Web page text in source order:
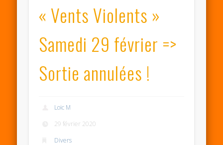
« Vents Violents »
Samedi 29 février =>
Sortie annulées !
Loic M
29 février 2020
Divers